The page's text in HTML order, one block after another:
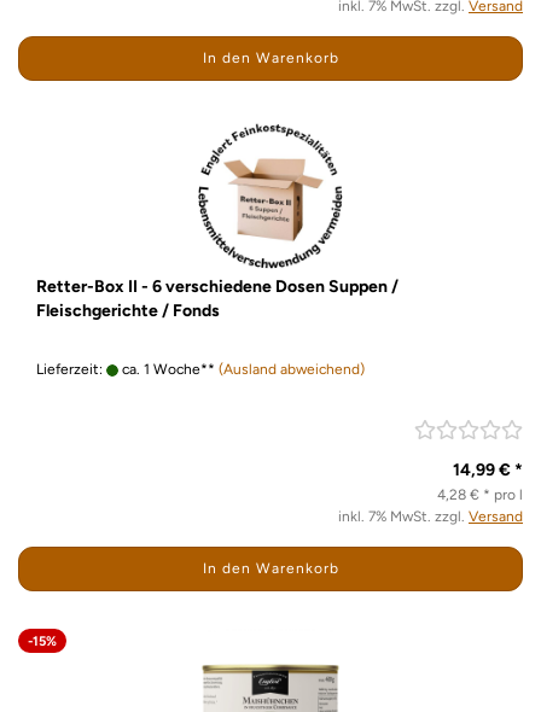
inkl. 7% MwSt. zzgl. Versand
In den Warenkorb
Retter-Box II - 6 verschiedene Dosen Suppen /
Fleischgerichte / Fonds
Lieferzeit: ca. 1 Woche** (Ausland abweichend)
14,99 € *
4,28 € * pro l
inkl. 7% MwSt. zzgl. Versand
In den Warenkorb
-15%